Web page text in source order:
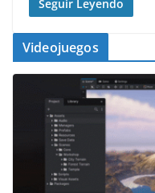
Seguir Leyendo
Videojuegos